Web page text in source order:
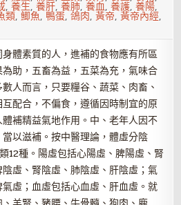
,養生,養肝,養肺,養血,養護,養陽,
類,鯽魚, 鴨蛋,鴿肉,黃帝,黃帝內經,
體素質的人，進補的食物應有所區
助，五畜為益，五菜為充，氣味合
人而言，只要糧谷、蔬菜、肉畜、
配合，不偏食，遵循因時制宜的原
補精益氣地作用。中、老年人因不
以滋補。按中醫理論，體虛分陰
12種。陽虛包括心陽虛、脾陽虛、腎
虛、腎陰虛、肺陰虛、肝陰虛；氣
虛；血虛包括心血虛、肝血虛。就